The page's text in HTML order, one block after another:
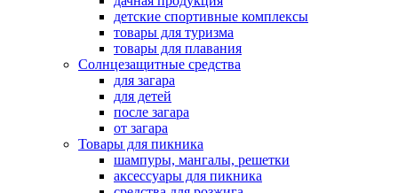
детские спортивные комплексы
товары для туризма
товары для плавания
Солнцезащитные средства
для загара
для детей
после загара
от загара
Товары для пикника
шампуры, мангалы, решетки
аксессуары для пикника